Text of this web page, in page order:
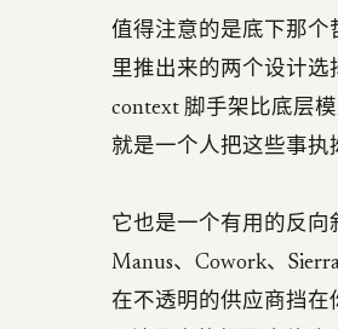
值得注意的是底下那个
里推出来的两个设计选
context 脚手架比底层
就是一个人把这些事执
它也是一个有用的反向
Manus、Cowork、
在不透明的供应商挡在